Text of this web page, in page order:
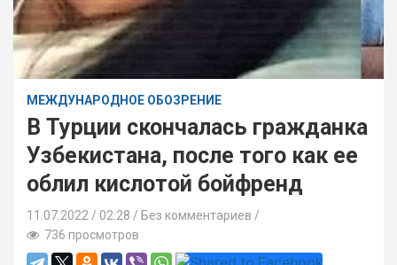
МЕЖДУНАРОДНОЕ ОБОЗРЕНИЕ
В Турции скончалась гражданка
Узбекистана, после того как ее
облил кислотой бойфренд
11.07.2022 02:28 / Без комментариев
736 просмотров